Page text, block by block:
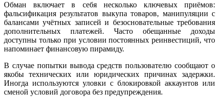
Обман включает в себя несколько ключевых приёмов:
фальсификация результатов выкупа товаров, манипуляции с
балансами учётных записей и безосновательные требования
дополнительных платежей. Часто обещанные доходы
доступны только при условии постоянных реинвестиций, что
напоминает финансовую пирамиду.
В случае попытки вывода средств пользователю сообщают о
якобы технических или юридических причинах задержки.
Иногда используются уловки с блокировкой аккаунтов или
сменой условий договора без предупреждения.